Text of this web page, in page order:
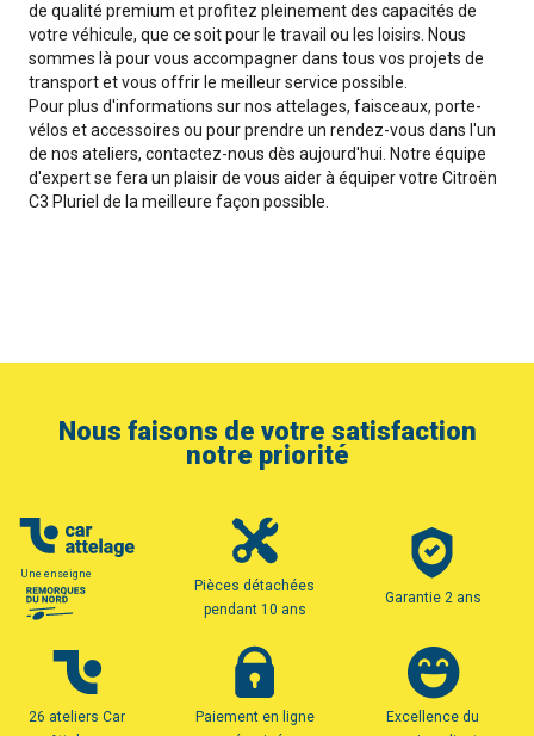
de qualité premium et profitez pleinement des capacités de
votre véhicule, que ce soit pour le travail ou les loisirs. Nous
sommes là pour vous accompagner dans tous vos projets de
transport et vous offrir le meilleur service possible.
Pour plus d'informations sur nos attelages, faisceaux, porte-
vélos et accessoires ou pour prendre un rendez-vous dans l'un
de nos ateliers, contactez-nous dès aujourd'hui. Notre équipe
d'expert se fera un plaisir de vous aider à équiper votre Citroën
C3 Pluriel de la meilleure façon possible.
Nous faisons de votre satisfaction
notre priorité
Une enseigne
Pièces détachées
pendant 10 ans
Garantie 2 ans
26 ateliers Car
Paiement en ligne
Excellence du